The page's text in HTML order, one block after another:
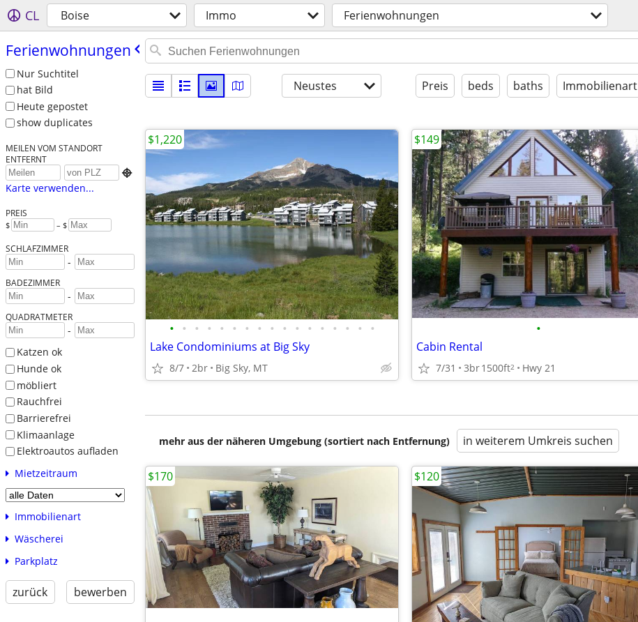
CL Boise Immo Ferienwohnungen
Ferienwohnungen
Nur Suchtitel
hat Bild
Heute gepostet
show duplicates
MEILEN VOM STANDORT
ENTFERNT

Karte verwenden...
PREIS
$ – $
SCHLAFZIMMER
-
BADEZIMMER
-
QUADRATMETER
-
Katzen ok
Hunde ok
möbliert
Rauchfrei
Barrierefrei
Klimaanlage
Elektroautos aufladen
Mietzeitraum
Immobilienart
Wäscherei
Parkplatz
zurück bewerben
Neustes Preis beds baths Immobilienart
• • • • • • • • • • • • • • • • •
Lake Condominiums at Big Sky
8/7 2br Big Sky, MT
$1,220
•
Cabin Rental
7/31 3br1500ft2 Hwy 21
$149
mehr aus der näheren Umgebung (sortiert nach Entfernung) in weiterem Umkreis suchen
$170 $120